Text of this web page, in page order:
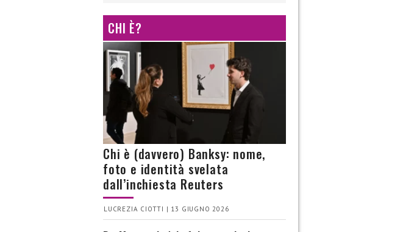
CHI È?
Chi è (davvero) Banksy: nome,
foto e identità svelata
dall’inchiesta Reuters
LUCREZIA CIOTTI | 13 GIUGNO 2026